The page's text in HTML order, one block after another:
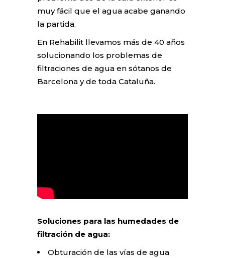
muy fácil que el agua acabe ganando
la partida.
En Rehabilit llevamos más de 40 años
solucionando los problemas de
filtraciones de agua en sótanos de
Barcelona y de toda Cataluña.
Soluciones para las humedades de
filtración de agua:
Obturación de las vías de agua